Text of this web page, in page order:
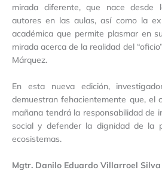
mirada diferente, que nace desde
autores en las aulas, así como la
académica que permite plasmar en
mirada acerca de la realidad del
Márquez.
En esta nueva edición,
demuestran fehacientemente que, el
mañana tendrá la responsabilidad de
social y defender la dignidad de la
ecosistemas.
Mgtr. Danilo Eduardo Villarroel Silva